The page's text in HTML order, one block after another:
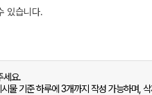
세요.
물 기준 하루에 3개까지 작성 가능하며,